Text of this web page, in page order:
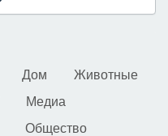
Дом
Животные
Медиа
Общество